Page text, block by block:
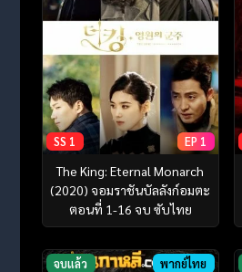
SS 1 EP 1
The King: Eternal Monarch
(2020) จอมราชันบัลลังก์อมตะ
ตอนที่ 1-16 จบ ซับไทย
จบแล้ว พากย์ไทย